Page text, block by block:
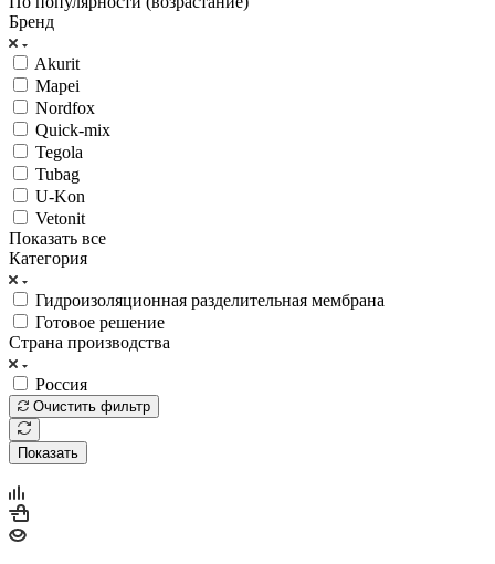
Бренд
Akurit
Mapei
Nordfox
Quick-mix
Tegola
Tubag
U-Kon
Vetonit
Показать все
Категория
Гидроизоляционная разделительная мембрана
Готовое решение
Страна производства
Россия
Очистить фильтр
Показать